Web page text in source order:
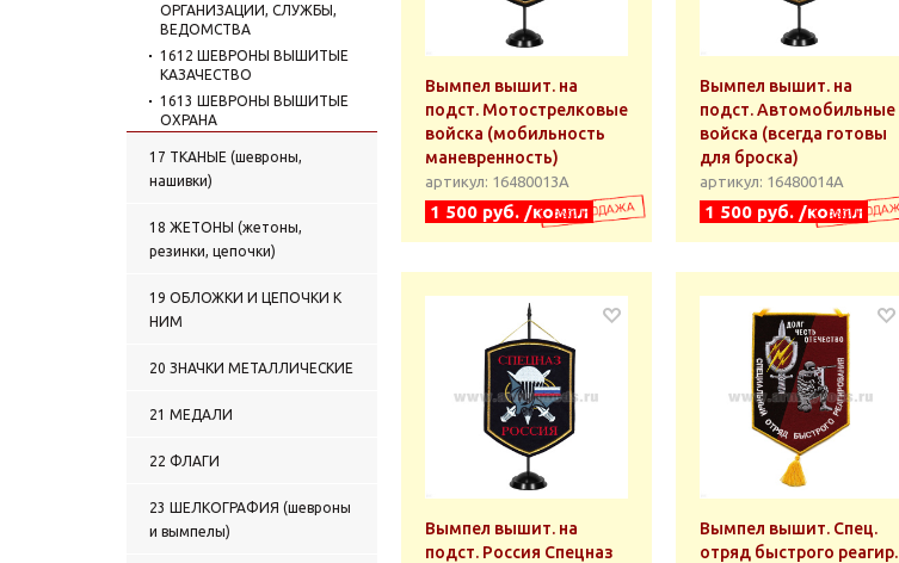
ОРГАНИЗАЦИИ, СЛУЖБЫ,
ВЕДОМСТВА
1612 ШЕВРОНЫ ВЫШИТЫЕ
КАЗАЧЕСТВО
1613 ШЕВРОНЫ ВЫШИТЫЕ
ОХРАНА
УЧЕБНЫЕ ЗАВЕДЕНИЯ
1615 КУРСОВКИ ВЫШИТЫЕ
1616 ШЕВРОНЫ ВЫШИТЫЕ
ПРОЧИЕ
1617 ШЕВРОНЫ ВЫШИТЫЕ
1618 НАШИВКИ НА ГРУДЬ
ВЫШИТЫЕ ГРУППЫ КРОВИ
ВЫШИТЫЕ ВС
ВЫШИТЫЕ ПС
ВЫШИТЫЕ ВМФ
ВЫШИТЫЕ МВД
1623 НАШИВКИ НА ГРУДЬ
17 ТКАНЫЕ (шевроны,
нашивки)
18 ЖЕТОНЫ (жетоны,
резинки, цепочки)
19 ОБЛОЖКИ И ЦЕПОЧКИ К
НИМ
20 ЗНАЧКИ МЕТАЛЛИЧЕСКИЕ
21 МЕДАЛИ
22 ФЛАГИ
23 ШЕЛКОГРАФИЯ (шевроны
и вымпелы)
Вымпел вышит. на
подст. Мотострелковые
войска (мобильность
маневренность)
артикул: 16480013А
1 500 руб. /компл
Вымпел вышит. на
подст. Автомобильные
войска (всегда готовы
для броска)
артикул: 16480014А
1 500 руб. /компл
Вымпел вышит. на
подст. Россия Спецназ
Вымпел вышит. Спец.
отряд быстрого реагир.